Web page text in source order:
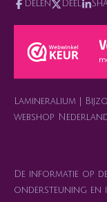
a
r
a
t
s
p
p
e
b
Delen Deel
Lamineralium |
webshop
De informatie op
ondersteuning en